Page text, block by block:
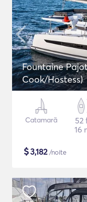
Fountaine
Cook/Hostess)
Catamarã
52
16
$3,182/noite